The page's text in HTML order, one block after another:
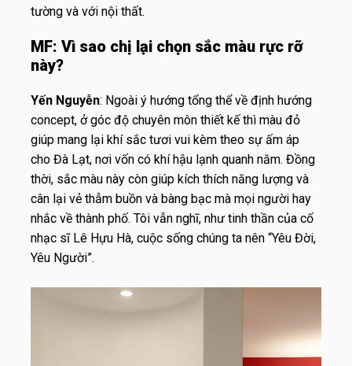
tường và với nội thất.
MF: Vì sao chị lại chọn sắc màu rực rỡ
này?
Yến Nguyễn: Ngoài ý hướng tổng thể về định hướng
concept, ở góc độ chuyên môn thiết kế thì màu đỏ
giúp mang lại khí sắc tươi vui kèm theo sự ấm áp
cho Đà Lạt, nơi vốn có khí hậu lạnh quanh năm. Đồng
thời, sắc màu này còn giúp kích thích năng lượng và
cân lại vẻ thẫm buồn và bàng bạc mà mọi người hay
nhắc về thành phố. Tôi vẫn nghĩ, như tinh thần của cố
nhạc sĩ Lê Hựu Hà, cuộc sống chúng ta nên “Yêu Đời,
Yêu Người”.